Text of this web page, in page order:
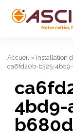
Accueil » Installation
ca6fd20b-b325-
4bd9-